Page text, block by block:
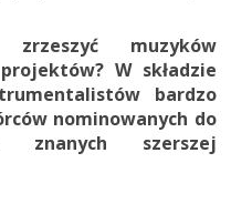
muzyków
W składzie
bardzo
nominowanych do
znanych szerszej